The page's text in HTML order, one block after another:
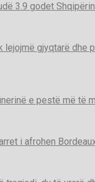
3.9 godet
lejojmë gjyqtarë dhe
e pestë më të
i afrohen